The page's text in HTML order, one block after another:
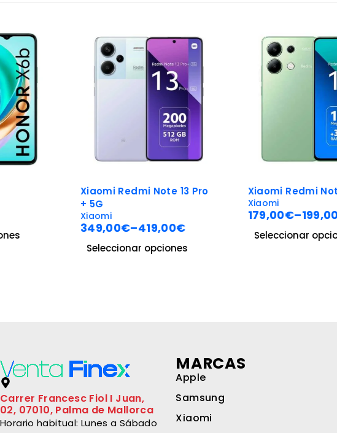
Xiaomi Redmi Note 13 Pro
419,00€
Seleccionar opciones
Xiaomi Redmi Note 13
199,00€
Seleccionar opciones
Carrer Francesc Fiol I Juan,
02, 07010, Palma de Mallorca
Horario habitual: Lunes a Sábado
MARCAS
Apple
Samsung
Xiaomi